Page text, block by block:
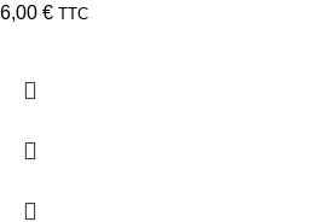
6,00 € TTC